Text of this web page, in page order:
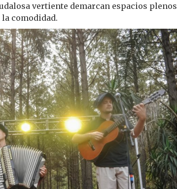
vertiente demarcan espacios plenos
comodidad.